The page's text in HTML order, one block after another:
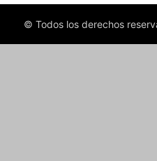
© Todos los derechos